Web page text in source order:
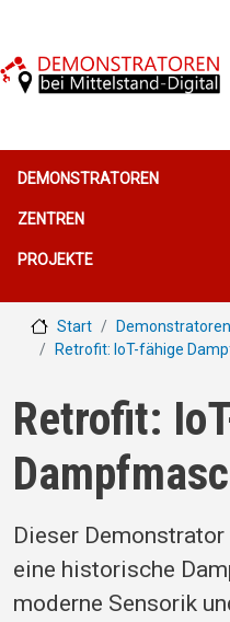
Hauptnavigation
DEMONSTRATOREN
ZENTREN
PROJEKTE
Start
Demonstratoren
Retrofit: IoT-fähige
Retrofit:
Dieser
eine historische
moderne Sensorik